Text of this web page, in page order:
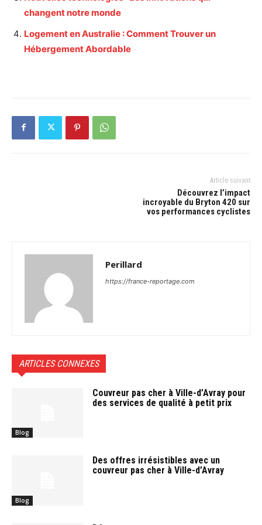
changent notre monde
Logement en Australie : Comment Trouver un
Hébergement Abordable
Article suivant
Découvrez l’impact
incroyable du Bryton 420 sur
vos performances cyclistes
Perillard
https://france-reportage.com
ARTICLES CONNEXES
Blog
Couvreur pas cher à Ville-d’Avray pour
des services de qualité à petit prix
Blog
Des offres irrésistibles avec un
couvreur pas cher à Ville-d’Avray